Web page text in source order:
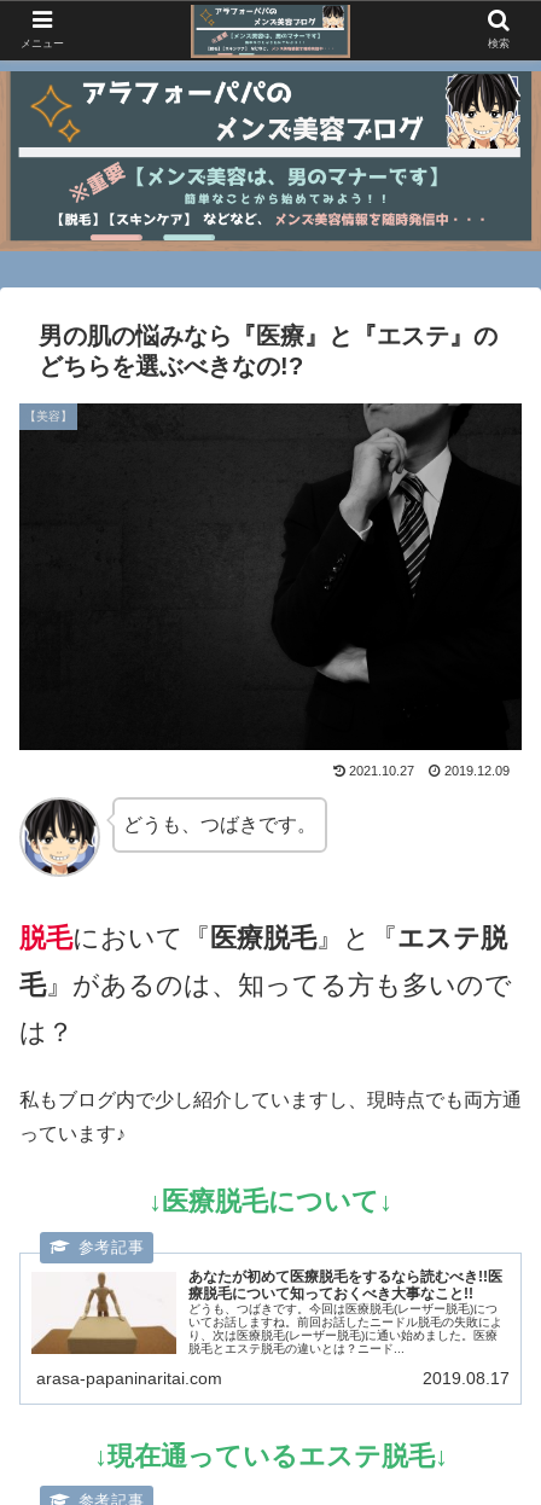
男の肌の悩みなら『医療』と『エステ』の
どちらを選ぶべきなの!?
【美容】
2021.10.27 2019.12.09
どうも、つばきです。
脱毛において『 医療脱毛』と『エステ脱
毛』があるのは、知ってる方も多いので
は？
私もブログ内で少し紹介していますし、現時点でも両方通
っています♪
↓医療脱毛について↓
あなたが初めて医療脱毛をするなら読むべき!!医
療脱毛について知っておくべき大事なこと!!
どうも、つばきです。今回は医療脱毛(レーザー脱毛)につ
いてお話しますね。前回お話したニードル脱毛の失敗によ
り、次は医療脱毛(レーザー脱毛)に通い始めました。医療
脱毛とエステ脱毛の違いとは？ニード...
arasa-papaninaritai.com 2019.08.17
↓現在通っているエステ脱毛↓
メニュー 検索